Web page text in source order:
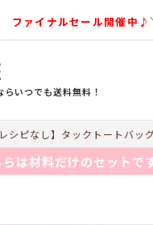
ファイナルセール開催中♪
いつでも送料無料！
シピなし】タックトートバッ
らは材料だけのセットで